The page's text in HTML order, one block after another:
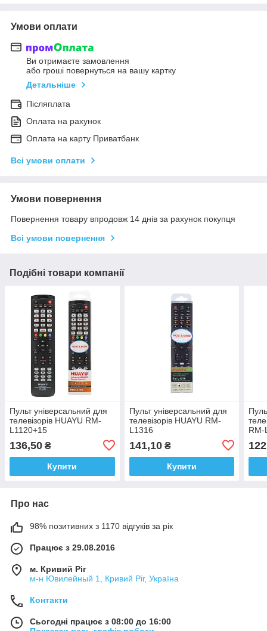
Умови оплати
Ви отримаєте замовлення
або гроші повернуться на вашу картку
Детальніше
Післяплата
Оплата на рахунок
Оплата на карту Приватбанк
Всі умови оплати
Умови повернення
Повернення товару впродовж 14 днів за рахунок покупця
Всі умови повернення
Подібні товари компанії
Пульт універсальний для
телевізорів HUAYU RM-
L1120+15
136,50 ₴
Купити
Пульт універсальний для
телевізорів HUAYU RM-
L1316
141,10₴
Купити
RM-
Про нас
98% позитивних з 1170 відгуків за рік
Працює з 29.08.2016
м. Кривий Ріг
м-н Ювилейный 1, Кривий Ріг, Україна
Контакти
Сьогодні працює з 08:00 до 16:00